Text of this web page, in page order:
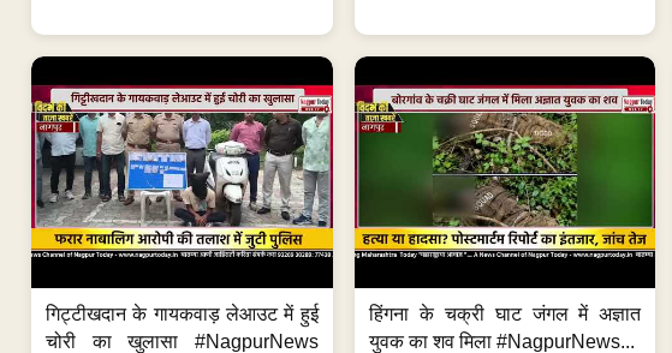
गिट्टीखदान के गायकवाड़ लेआउट में हुई
चोरी का खुलासा #NagpurNews
हिंगना के चक्री घाट जंगल में अज्ञात
युवक का शव मिला #NagpurNews...